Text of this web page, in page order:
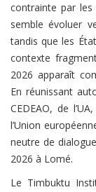
contrainte par les
semble évoluer
tandis que les
contexte
2026 apparaît
En réunissant
CEDEAO, de
l’Union
neutre de
2026 à Lomé.
Le Timbuktu